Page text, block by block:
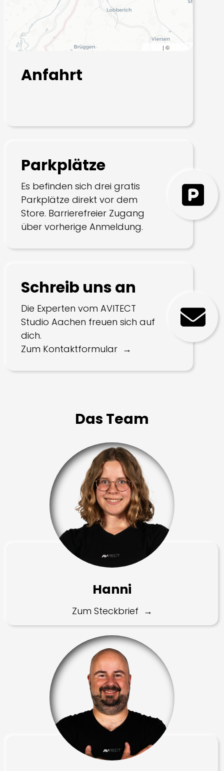
| ©
Anfahrt
Parkplätze
Es befinden sich drei gratis
Parkplätze direkt vor dem
Store. Barrierefreier Zugang
über vorherige Anmeldung.
Schreib uns an
Die Experten vom AVITECT
Studio Aachen freuen sich auf
dich.
Zum Kontaktformular
Das Team
Hanni
Zum Steckbrief